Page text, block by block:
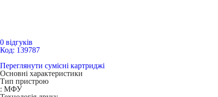
0 відгуків
Код: 139787
Переглянути сумісні картриджі
Основні характеристики
Тип пристрою
: МФУ